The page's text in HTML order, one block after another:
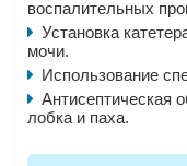
воспалительных
Установка
мочи.
Использование
Антисептическая
лобка и паха.